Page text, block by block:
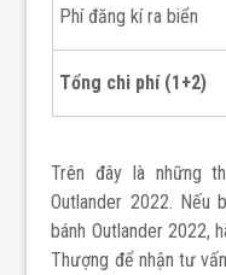
Phí đăng kí ra biển
Tổng chi phí (1+2)
Trên đây là những
Outlander 2022. Nếu
bánh Outlander 2022,
Thượng để nhận tư